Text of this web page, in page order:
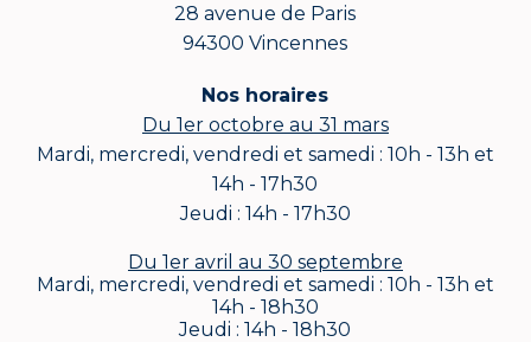
28 avenue de Paris
94300 Vincennes
Nos horaires
Du 1er octobre au 31 mars
Mardi, mercredi, vendredi et samedi : 10h - 13h et
14h - 17h30
Jeudi : 14h - 17h30
Du 1er avril au 30 septembre
Mardi, mercredi, vendredi et samedi : 10h - 13h et
14h - 18h30
Jeudi : 14h - 18h30